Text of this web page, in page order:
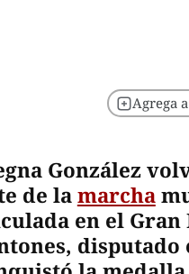
Agrega
González
de lamarcha
en el
disputado